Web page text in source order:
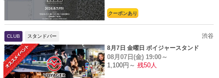
クーポンあり
CLUB スタンドバー
渋谷
8月7日 金曜日 ボイジャースタンド
08月07日(金) 19:00～
1,100円～ 残50人